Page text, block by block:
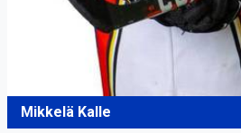
Mikkelä Kalle